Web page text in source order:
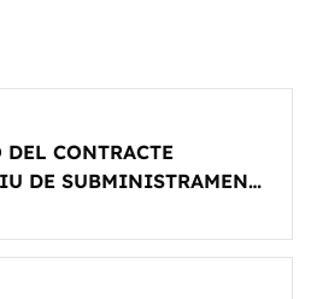
CONTRACTE
DE SUBMINISTRAMENT